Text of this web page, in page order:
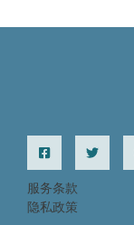
服务条款
隐私政策